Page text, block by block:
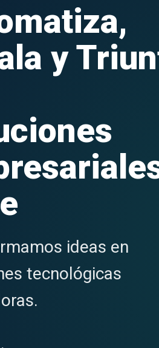
y
ideas en
tecnológicas